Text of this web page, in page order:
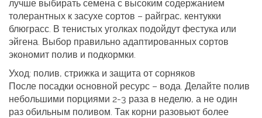
лучше выбирать семена с высоким содержанием
толерантных к засухе сортов – райграс, кентукки
блюграсс. В тенистых уголках подойдут фестука или
эйгена. Выбор правильно адаптированных сортов
экономит полив и подкормки.
Уход: полив, стрижка и защита от сорняков
После посадки основной ресурс – вода. Делайте полив
небольшими порциями 2‑3 раза в неделю, а не один
раз обильным поливом. Так корни разовьют более